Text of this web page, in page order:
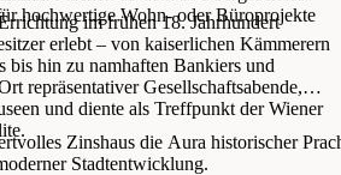
hochwertige Wohn- oder Büroprojekte
im frühen 18. Jahrhundert
erlebt – von kaiserlichen Kämmerern
bis hin zu namhaften Bankiers und
repräsentativer Gesellschaftsabende,
und diente als Treffpunkt der Wiener
Zinshaus die Aura historischer
Stadtentwicklung.